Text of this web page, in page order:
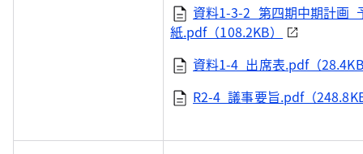
資料1-3-2_第四期中期計画
紙.pdf（108.2KB）
資料1-4_出席表.pdf（
R2-4_議事要旨.pdf（